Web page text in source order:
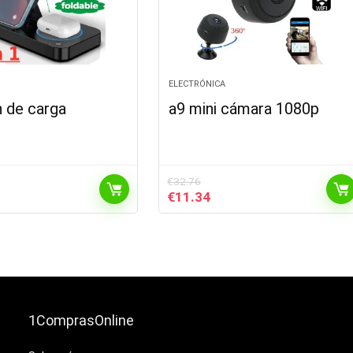
de carga
ELECTRÓNICA
a9 mini cámara 1080p
€32.76
El
precio
€11.34El
precio
1ComprasOnline